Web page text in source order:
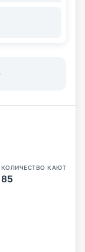
КОЛИЧЕСТВО КАЮТ
85